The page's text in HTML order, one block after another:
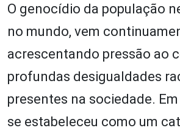
O genocídio da população
no mundo, vem
acrescentando pressão ao
profundas desigualdades
presentes na sociedade.
se estabeleceu como um